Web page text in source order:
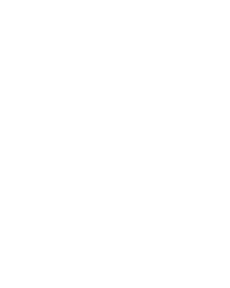
correta e a
maximizar
diversas